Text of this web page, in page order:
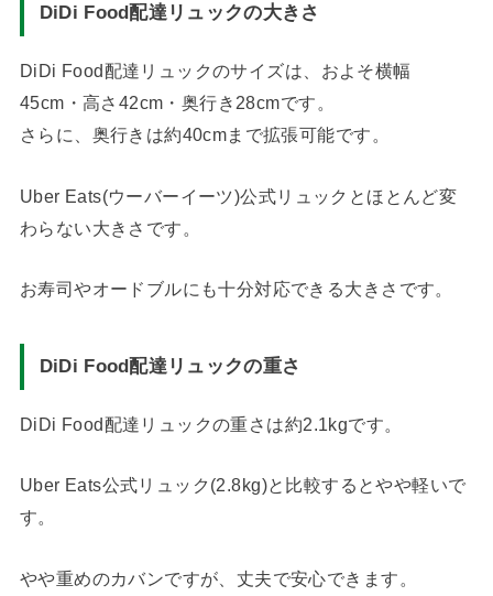
DiDi Food配達リュックの大きさ
DiDi Food配達リュックのサイズは、およそ横幅
45cm・高さ42cm・奥行き28cmです。
さらに、奥行きは約40cmまで拡張可能です。
Uber Eats(ウーバーイーツ)公式リュックとほとんど変
わらない大きさです。
お寿司やオードブルにも十分対応できる大きさです。
DiDi Food配達リュックの重さ
DiDi Food配達リュックの重さは約2.1kgです。
Uber Eats公式リュック(2.8kg)と比較するとやや軽いで
す。
やや重めのカバンですが、丈夫で安心できます。